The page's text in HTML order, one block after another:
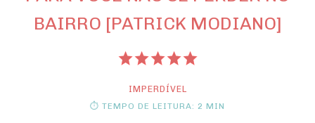
BAIRRO [PATRICK MODIANO]
IMPERDÍVEL
⏱ TEMPO DE LEITURA: 2 MIN